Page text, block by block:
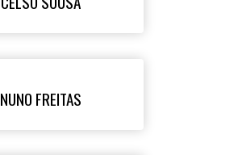
NUNO FREITAS